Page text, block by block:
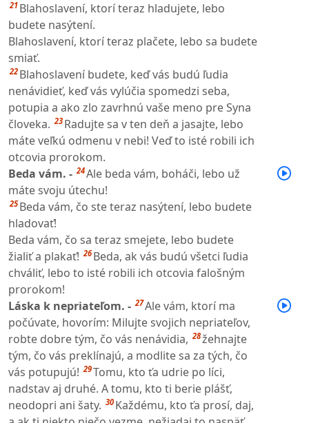
21 Blahoslavení, ktorí teraz hladujete, lebo
budete nasýtení.
Blahoslavení, ktorí teraz plačete, lebo sa budete
smiať.
22 Blahoslavení budete, keď vás budú ľudia
nenávidieť, keď vás vylúčia spomedzi seba,
potupia a ako zlo zavrhnú vaše meno pre Syna
človeka. 23 Radujte sa v ten deň a jasajte, lebo
máte veľkú odmenu v nebi! Veď to isté robili ich
otcovia prorokom.
Beda vám. - 24Ale beda vám, boháči, lebo už
máte svoju útechu!
25 Beda vám, čo ste teraz nasýtení, lebo budete
hladovať!
Beda vám, čo sa teraz smejete, lebo budete
žialiť a plakať! 26 Beda, ak vás budú všetci ľudia
chváliť, lebo to isté robili ich otcovia falošným
prorokom!
Láska k nepriateľom. - 27Ale vám, ktorí ma
počúvate, hovorím: Milujte svojich nepriateľov,
robte dobre tým, čo vás nenávidia, 28žehnajte
tým, čo vás preklínajú, a modlite sa za tých, čo
vás potupujú! 29Tomu, kto ťa udrie po líci,
nadstav aj druhé. A tomu, kto ti berie plášť,
neodopri ani šaty. 30 Každému, kto ťa prosí, daj,